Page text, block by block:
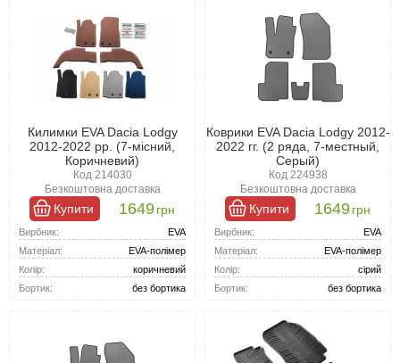
Килимки EVA Dacia Lodgy
2012-2022 рр. (7-місний,
Коричневий)
Код 214030
Безкоштовна доставка
Купити 1649грн
Вирбник:
EVA
Матеріал:
EVA-полімер
Колір:
коричневий
Бортик:
без бортика
Коврики EVA Dacia Lodgy 2012-
2022 гг. (2 ряда, 7-местный,
Серый)
Код 224938
Безкоштовна доставка
Купити 1649грн
Вирбник:
EVA
Матеріал:
EVA-полімер
Колір:
сірий
Бортик:
без бортика